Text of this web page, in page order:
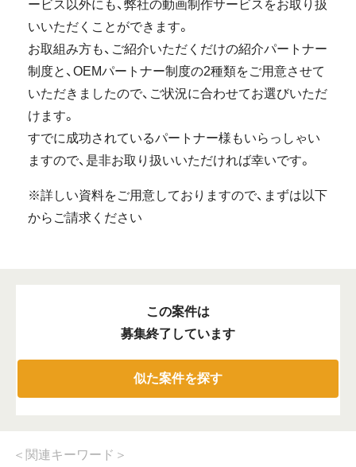
ービス以外にも、弊社の動画制作サービスをお取り扱
いいただくことができます。
お取組み方も、ご紹介いただくだけの紹介パートナー
制度と、OEMパートナー制度の2種類をご用意させて
いただきましたので、ご状況に合わせてお選びいただ
けます。
すでに成功されているパートナー様もいらっしゃい
ますので、是非お取り扱いいただければ幸いです。
※詳しい資料をご用意しておりますので、まずは以下
からご請求ください
この案件は
募集終了しています
似た案件を探す
＜ 関連キーワード ＞